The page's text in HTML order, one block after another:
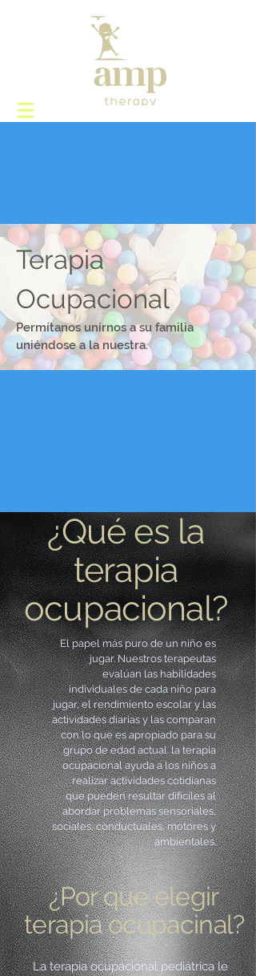
Terapia
Ocupacional
Permítanos unirnos a su familia
uniéndose a la nuestra.
¿Qué es la
terapia
ocupacional?
El papel más puro de un niño es
jugar. Nuestros terapeutas
evalúan las habilidades
individuales de cada niño para
jugar, el rendimiento escolar y las
actividades diarias y las comparan
con lo que es apropiado para su
grupo de edad actual. la terapia
ocupacional ayuda a los niños a
realizar actividades cotidianas
que pueden resultar difíciles al
abordar problemas sensoriales,
sociales, conductuales, motores y
ambientales.
La terapia ocupacional pediátrica le
¿Por que elegir
terapia ocupacinal?